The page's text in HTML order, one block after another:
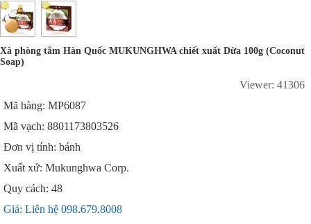
Xà phòng tắm Hàn Quốc MUKUNGHWA chiết xuất Dừa 100g (Coconut
Soap)
Viewer: 41306
Mã hàng: MP6087
Mã vạch: 8801173803526
Đơn vị tính: bánh
Xuất xứ: Mukunghwa Corp.
Quy cách: 48
Giá: Liên hệ 098.679.8008